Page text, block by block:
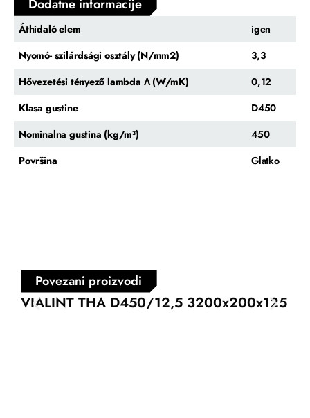
Dodatne informacije
Áthidaló elem
igen
Nyomó- szilárdsági osztály (N/mm2)
3,3
Hővezetési tényező lambda Λ (W/mK)
0,12
Klasa gustine
D450
Nominalna gustina (kg/m³)
450
Površina
Glatko
Povezani proizvodi
VIALINT THA D450/12,5 3200x200x125